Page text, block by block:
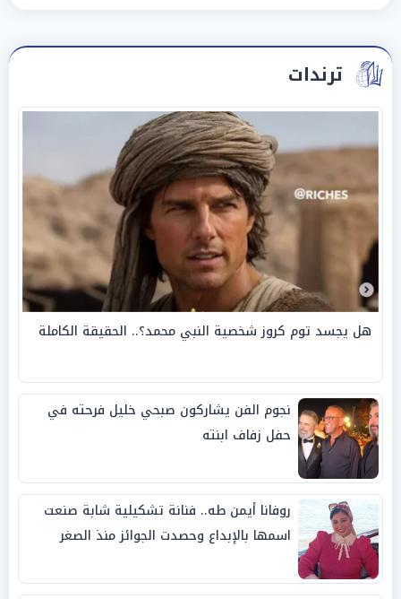
ترندات
هل يجسد توم كروز شخصية النبي محمد؟.. الحقيقة الكاملة
نجوم الفن يشاركون صبحي خليل فرحته في
حفل زفاف ابنته
روفانا أيمن طه.. فنانة تشكيلية شابة صنعت
اسمها بالإبداع وحصدت الجوائز منذ الصغر